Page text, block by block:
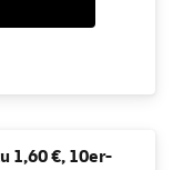
1,60 €, 10er-